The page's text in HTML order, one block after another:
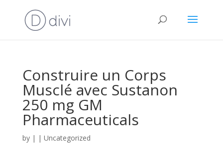
Construire un Corps
Musclé avec Sustanon
250 mg GM
Pharmaceuticals
by | | Uncategorized